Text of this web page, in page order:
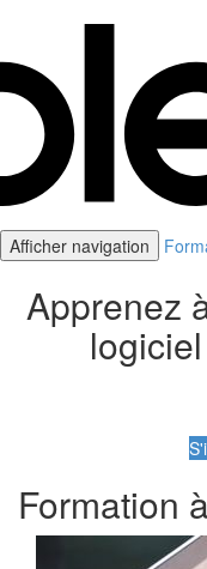
Afficher navigation
Apprenez
Formation